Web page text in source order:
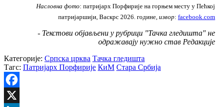
Насловна фото: патријарх Порфирије на горњем месту у Пећкој
патријаршији, Васкрс 2026. године, извор: facebook.com
- Текстови објављени у рубрици "Тачка гледишта" не
одражавају нужно став Редакције
Категорије: Српска црква Тачка гледишта
Тагс: Патријарх Порфирије КиМ Стара Србија
Facebook